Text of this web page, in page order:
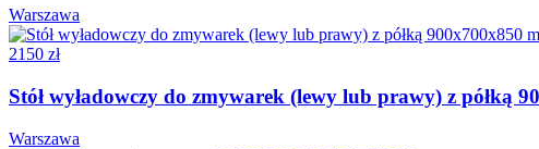
Warszawa
2150 zł
Stół wyładowczy do zmywarek (lewy lub prawy) z półką
Warszawa